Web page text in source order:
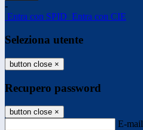
-
Entra con SPID Entra con CIE
Seleziona utente
button close ×
Recupero password
button close ×
E-mail